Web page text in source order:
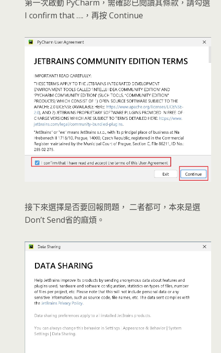
第一次啟動 PyCharm，需確認已閱讀其條款，請勾選
I confirm that ….，再按 Continue
接下來選擇是否要回報問題， 二者都可，本來是選
Don’t Send省的麻煩。